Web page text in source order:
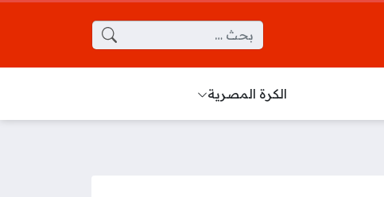
البحث عن:
الكرة المصرية